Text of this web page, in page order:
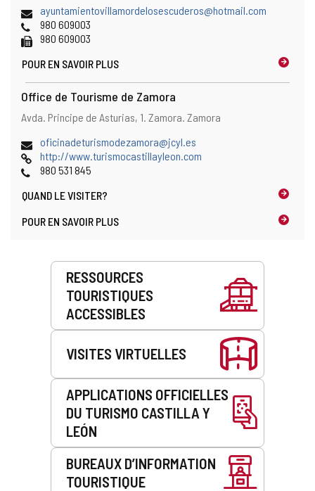
emplacement
sur
la
carte
Adresse
de
courrier
électronique
ayuntamientovillamordelosescuderos@hotmail.com
Téléphones
980 609003
Fax 980 609003
POUR EN SAVOIR PLUS
Office de Tourisme de Zamora
Adresse
emplacement
sur
la
carte
Adresse
Avda. Principe de Asturias, 1. Zamora. Zamora
Adresse
de
courrier
oficinadeturismodezamora@jcyl.es
Page
Web
http://www.turismocastillayleon.com
Téléphones
980 531 845
QUAND LEVISITER?
POUR EN SAVOIR PLUS
Prestations
RESSOURCES
TOURISTIQUES
ACCESSIBLES
VISITES VIRTUELLES
APPLICATIONS OFFICIELLES
DU TURISMO CASTILLA Y
LEÓN
BUREAUX D’INFORMATION
TOURISTIQUE